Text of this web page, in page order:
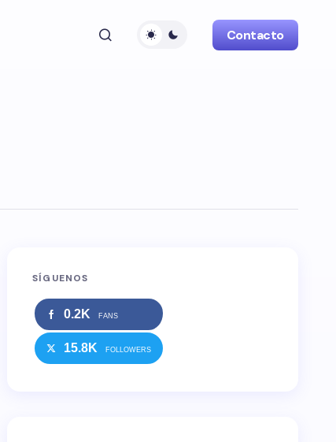
Contacto
SÍGUENOS
0.2K FANS
15.8K FOLLOWERS